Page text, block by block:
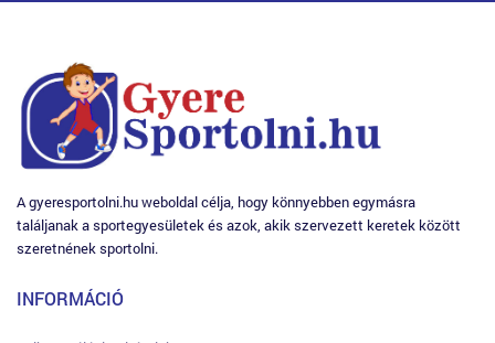
A gyeresportolni.hu weboldal célja, hogy könnyebben egymásra
találjanak a sportegyesületek és azok, akik szervezett keretek között
szeretnének sportolni.
INFORMÁCIÓ